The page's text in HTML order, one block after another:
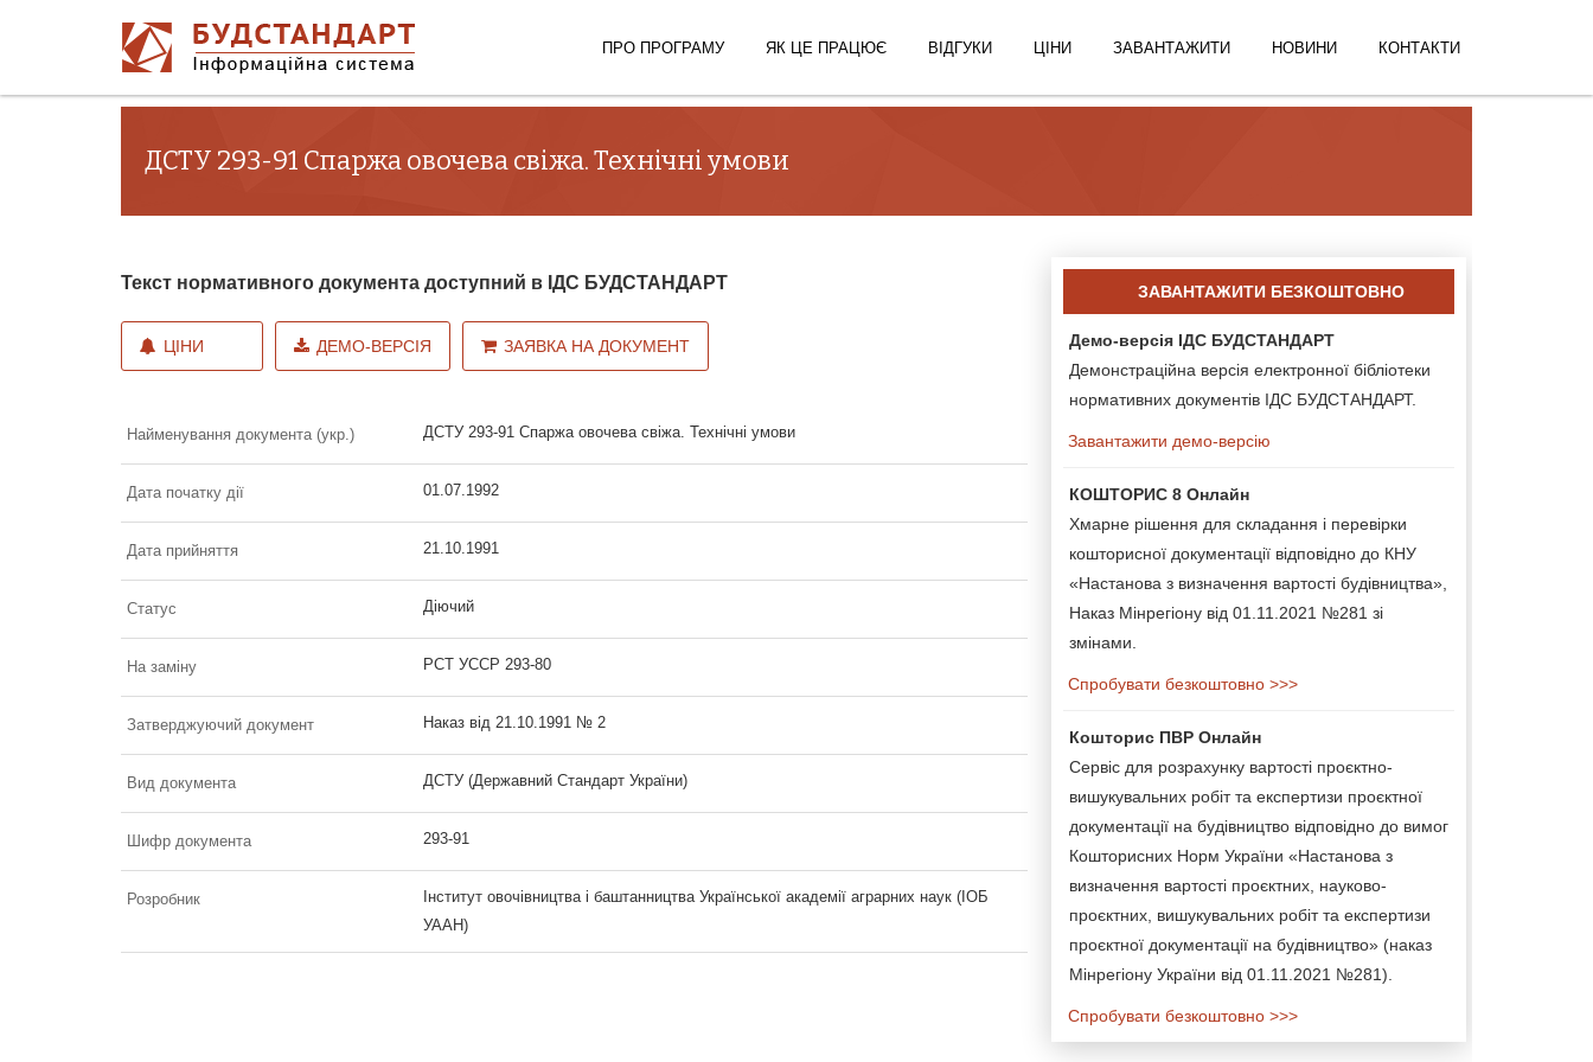
ПРО ПРОГРАМУ ЯК ЦЕ ПРАЦЮЄ ВІДГУКИ ЦІНИ ЗАВАНТАЖИТИ НОВИНИ КОНТАКТИ
ДСТУ 293-91 Спаржа овочева свіжа. Технічні умови
Текст нормативного документа доступний в ІДС БУДСТАНДАРТ
ЦІНИ ДЕМО-ВЕРСІЯ ЗАЯВКА НА ДОКУМЕНТ
Найменування документа (укр.) ДСТУ 293-91 Спаржа овочева свіжа. Технічні умови
Дата початку дії 01.07.1992
Дата прийняття 21.10.1991
Статус Діючий
На заміну РСТ УССР 293-80
Затверджуючий документ Наказ від 21.10.1991 № 2
Вид документа ДСТУ (Державний Стандарт України)
Шифр документа 293-91
Розробник
Інститут овочівництва і баштанництва Української академії аграрних наук (ІОБ
УААН)
ЗАВАНТАЖИТИ БЕЗКОШТОВНО
Демо-версія ІДС БУДСТАНДАРТ
Демонстраційна версія електронної бібліотеки
нормативних документів ІДС БУДСТАНДАРТ.
Завантажити демо-версію
КОШТОРИС 8 Онлайн
Хмарне рішення для складання і перевірки
кошторисної документації відповідно до КНУ
«Настанова з визначення вартості будівництва»,
Наказ Мінрегіону від 01.11.2021 №281 зі
змінами.
Спробувати безкоштовно >>>
Кошторис ПВР Онлайн
Сервіс для розрахунку вартості проєктно-
вишукувальних робіт та експертизи проєктної
документації на будівництво відповідно до вимог
Кошторисних Норм України «Настанова з
визначення вартості проєктних, науково-
проєктних, вишукувальних робіт та експертизи
проєктної документації на будівництво» (наказ
Мінрегіону України від 01.11.2021 №281).
Спробувати безкоштовно >>>